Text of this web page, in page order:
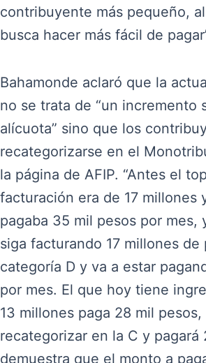
contribuyente más pequeño,
busca hacer más fácil de
Bahamonde aclaró que la
no se trata de “un incremento
alícuota” sino que los
recategorizarse en el
la página de AFIP. “Antes el
facturación era de 17 millones
pagaba 35 mil pesos por mes,
siga facturando 17 millones de
categoría D y va a estar
por mes. El que hoy tiene
13 millones paga 28 mil pesos,
recategorizar en la C y pagará
demuestra que el monto a